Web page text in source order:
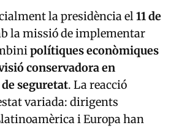
la presidència el11 de
la missió de implementar
polítiques econòmiques
conservadora en
seguretat. La reacció
variada: dirigents
i Europa han